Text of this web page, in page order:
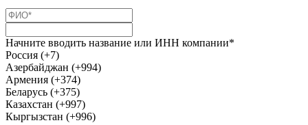
Начните вводить название или ИНН компании*
Россия (+7)
Азербайджан (+994)
Армения (+374)
Беларусь (+375)
Казахстан (+997)
Кыргызстан (+996)